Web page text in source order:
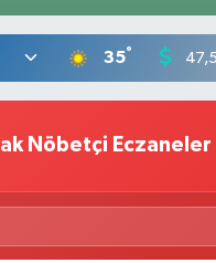
35°
Nöbetçi Eczaneler